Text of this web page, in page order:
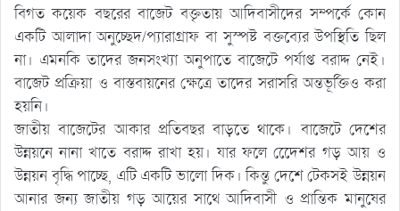
বিগত কয়েক বছরের বাজেট বক্তৃতায় আদিবাসীদের সম্পর্কে কোন
একটি আলাদা অনুচ্ছেদ/প্যারাগ্রাফ বা সুস্পষ্ট বক্তব্যের উপস্থিতি ছিল
না। এমনকি তাদের জনসংখ্যা অনুপাতে বাজেটে পর্যাপ্ত বরাদ্দ নেই।
বাজেট প্রক্রিয়া ও বাস্তবায়নের ক্ষেত্রে তাদের সরাসরি অন্তভূর্ক্তিও করা
হয়নি।
জাতীয় বাজেটের আকার প্রতিবছর বাড়তে থাকে। বাজেটে দেশের
উন্নয়নে নানা খাতে বরাদ্দ রাখা হয়। যার ফলে দেেেশর গড় আয় ও
উন্নয়ন বৃদ্ধি পাচ্ছে, এটি একটি ভালো দিক। কিন্তু দেশে টেকসই উন্নয়ন
আনার জন্য জাতীয় গড় আয়ের সাথে আদিবাসী ও প্রান্তিক মানুষের